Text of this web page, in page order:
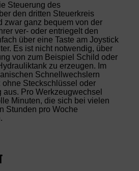
Steuerung des
den dritten Steuerkreis
zwar ganz bequem von der
ver- oder entriegelt den
über eine Taste am Joystick
Es ist nicht notwendig, über
von zum Beispiel Schild oder
zu erzeugen. Im
Schnellwechslern
ohne Steckschlüssel oder
Pro Werkzeugwechsel
Minuten, die sich bei vielen
Stunden pro Woche